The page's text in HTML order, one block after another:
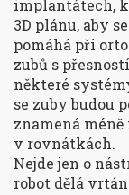
implantátech,
3D plánu, aby
pomáhá při
zubů s
některé
se zuby budou
znamená
v rovnátkách.
Nejde jen o
robot dělá